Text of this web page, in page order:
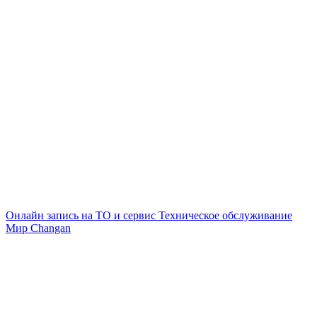
Онлайн запись на ТО и сервис Техническое обслуживание
Мир Changan